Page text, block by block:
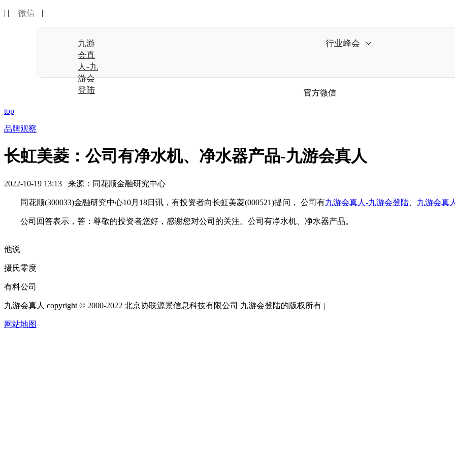
| | 微信 | |
九游
会真
人-九
游会
登陆
行业峰会
官方微信
top
品牌观察
长虹美菱：公司有净水机、净水器产品-九游会真人
2022-10-19 13:13 来源：同花顺金融研究中心
同花顺(300033)金融研究中心10月18日讯，有投资者向长虹美菱(000521)提问， 公司有九游会真人-九游会登陆 九游会真
公司回答表示，答：尊敬的投资者您好，感谢您对公司的关注。公司有净水机、净水器产品。
他说
摄氏零度
有料公司
九游会真人 copyright © 2000-2022 北京协联源景信息科技有限公司 九游会登陆的版权所有 |
网站地图